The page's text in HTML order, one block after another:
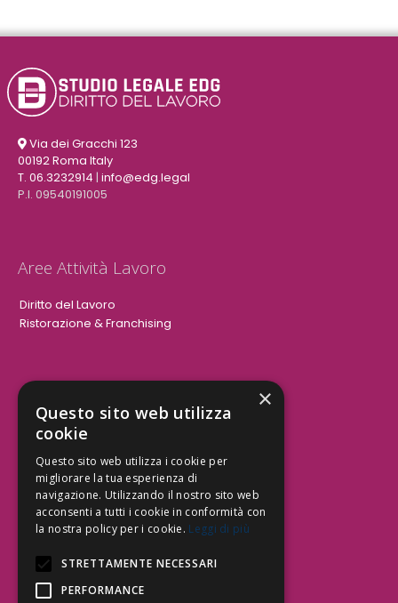
Via dei Gracchi 123
00192 Roma Italy
T. 06.3232914 | info@edg.legal
P.I. 09540191005
Aree Attività Lavoro
Diritto del Lavoro
Ristorazione & Franchising
Aree Attività Civile
Tutele del Credito
Responsabilità Civile
Contrattualistica
×
Questo sito web utilizza
cookie
Questo sito web utilizza i cookie per
migliorare la tua esperienza di
navigazione. Utilizzando il nostro sito web
acconsenti a tutti i cookie in conformità con
la nostra policy per i cookie. Leggi di più
STRETTAMENTE NECESSARI
PERFORMANCE